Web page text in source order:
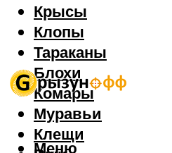
Крысы
Клопы
Тараканы
Блохи
Комары
Муравьи
Клещи
Меню